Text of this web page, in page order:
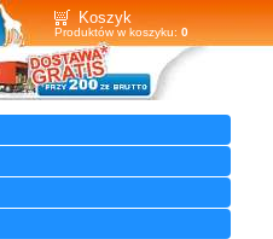
Koszyk
Produktów w koszyku: 0